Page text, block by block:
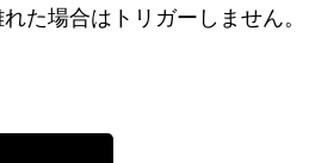
た場合はトリガーしません。